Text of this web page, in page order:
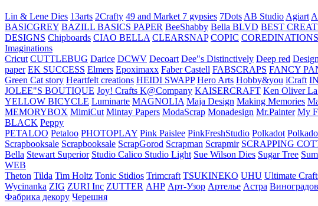
Lin & Lene Dies 13arts 2Crafty 49 and Market 7 gypsies 7Dots AB Studio Agiart
BASICGREY BAZILL BASICS PAPER BeeShabby Bella BLVD BEST
DESIGNS Chipboards CIAO BELLA CLEARSNAP COPIC COREDINATIONS
Imaginations
Cricut CUTTLEBUG Darice DCWV Decoart Dee"s Distinctively Deep red
paper EK SUCCESS Elmers Epoximaxx Faber Castell FABSCRAPS FANCY
Green Cat story Heartfelt creations HEIDI SWAPP Hero Arts Hobby&you iCraft
JOLEE"S BOUTIQUE Joy! Crafts K@Company KAISERCRAFT Ken Oliver
YELLOW BICYCLE Luminarte MAGNOLIA Maja Design Making Memories
MEMORYBOX MimiCut Mintay Papers ModaScrap Monadesign Mr.Painter My
BLACK Peppy
PETALOO Petaloo PHOTOPLAY Pink Paislee PinkFreshStudio Polkadot
Scrapbooksale Scrapbooksale ScrapGorod Scrapman Scrapmir SCRAPPING
Bella Stewart Superior Studio Calico Studio Light Sue Wilson Dies Sugar Tree
WEB
Theton Tilda Tim Holtz Tonic Stidios Trimcraft TSUKINEKO UHU Ultimate
Wycinanka ZIG ZURI Inc ZUTTER АНР Арт-Узор Артелье Астра
Фабрика декору Черешня